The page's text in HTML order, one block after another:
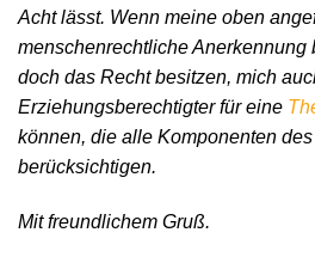
Acht lässt. Wenn meine oben
menschenrechtliche Anerkennung
doch das Recht besitzen, mich
Erziehungsberechtigter für eine
können, die alle Komponenten
berücksichtigen.
Mit freundlichem Gruß.